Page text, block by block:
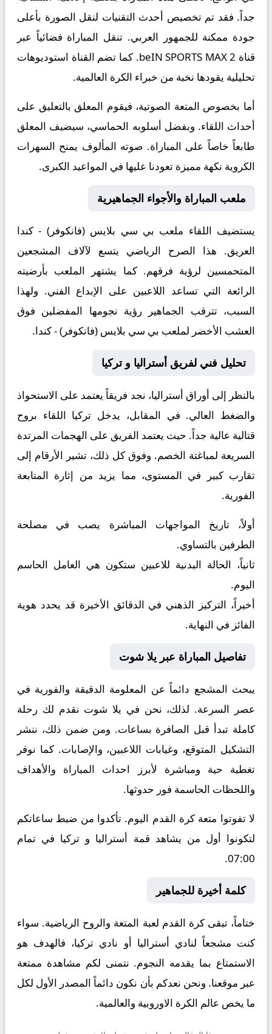
جداً. فقد تم تخصيص أحدث التقنيات لنقل الصورة بأعلى
جودة ممكنة للجمهور العربي. تنقل المباراة فضائياً عبر
قناة beIN SPORTS MAX 2. كما تضم القناة استوديوهات
تحليلية يقودها نخبة من خبراء الكرة العالمية.
أما بخصوص المتعة الصوتية، فيقوم المعلق بالتعليق على
أحداث اللقاء. وبفضل أسلوبه الحماسي، سيضيف المعلق
طابعاً خاصاً على المباراة. صوته المألوف يمنح السهرات
الكروية نكهة مميزة تعودنا عليها في المواعيد الكبرى.
ملعب المباراة والأجواء الجماهيرية
يستضيف اللقاء ملعب بي سي بلايس (فانكوفر) - كندا
العريق. هذا الصرح الرياضي يتسع لآلاف المشجعين
المتحمسين لرؤية فرقهم. كما يشتهر الملعب بأرضيته
الرائعة التي تساعد اللاعبين على الإبداع الفني. ولهذا
السبب، تترقب الجماهير رؤية نجومها المفضلين فوق
العشب الأخضر لملعب بي سي بلايس (فانكوفر) - كندا.
تحليل فني لفريق أستراليا و تركيا
بالنظر إلى أوراق أستراليا، نجد فريقاً يعتمد على الاستحواذ
والضغط العالي. في المقابل، يدخل تركيا اللقاء بروح
قتالية عالية جداً. حيث يعتمد الفريق على الهجمات المرتدة
السريعة لمباغتة الخصم. وفوق كل ذلك، تشير الأرقام إلى
تقارب كبير في المستوى، مما يزيد من إثارة المتابعة
الفورية.
أولاً، تاريخ المواجهات المباشرة يصب في مصلحة
الطرفين بالتساوي.
ثانياً، الحالة البدنية للاعبين ستكون هي العامل الحاسم
اليوم.
أخيراً، التركيز الذهني في الدقائق الأخيرة قد يحدد هوية
الفائز في النهاية.
تفاصيل المباراة عبر يلا شوت
يبحث المشجع دائماً عن المعلومة الدقيقة والفورية في
عصر السرعة. لذلك، نحن في يلا شوت نقدم لك رحلة
كاملة تبدأ قبل الصافرة بساعات. ومن ضمن ذلك، ننشر
التشكيل المتوقع، وغيابات اللاعبين، والإصابات. كما نوفر
تغطية حية ومباشرة لأبرز احداث المباراة والأهداف
واللحظات الحاسمة فور حدوثها.
لا تفوتوا متعة كرة القدم اليوم. تأكدوا من ضبط ساعاتكم
لتكونوا أول من يشاهد قمة أستراليا و تركيا في تمام
07:00.
كلمة أخيرة للجماهير
ختاماً، تبقى كرة القدم لعبة المتعة والروح الرياضية. سواء
كنت مشجعاً لنادي أستراليا أو نادي تركيا، فالهدف هو
الاستمتاع بما يقدمه النجوم. نتمنى لكم مشاهدة ممتعة
عبر موقعنا. ونحن نعدكم بأن نكون دائماً المصدر الأول لكل
ما يخص عالم الكرة الاوروبية والعالمية.